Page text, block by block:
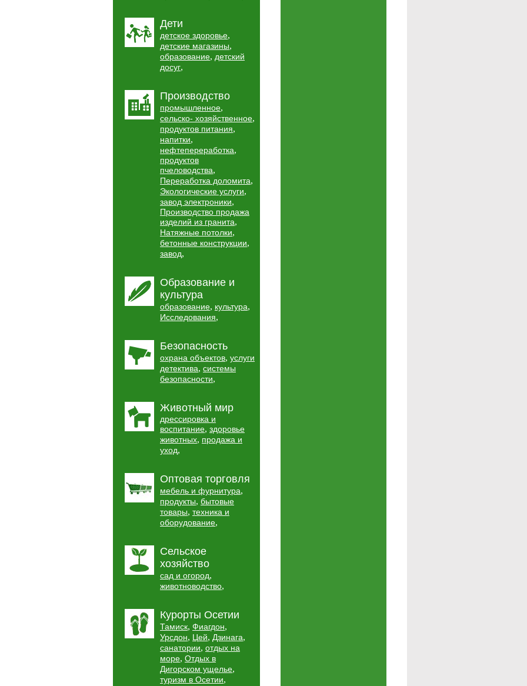
Дети
детское здоровье,
детские магазины,
образование, детский
досуг,
Производство
промышленное,
сельско- хозяйственное,
продуктов питания,
напитки,
нефтепереработка,
продуктов
пчеловодства,
Переработка доломита,
Экологические услуги,
завод электроники,
Производство продажа
изделий из гранита,
Натяжные потолки,
бетонные конструкции,
завод,
Образование и
культура
образование, культура,
Исследования,
Безопасность
охрана объектов, услуги
детектива, системы
безопасности,
Животный мир
дрессировка и
воспитание, здоровье
животных, продажа и
уход,
Оптовая торговля
мебель и фурнитура,
продукты, бытовые
товары, техника и
оборудование,
Сельское
хозяйство
сад и огород,
животноводство,
Курорты Осетии
Тамиск, Фиагдон,
Урсдон, Цей, Дзинага,
санатории, отдых на
море, Отдых в
Дигорском ущелье,
туризм в Осетии,